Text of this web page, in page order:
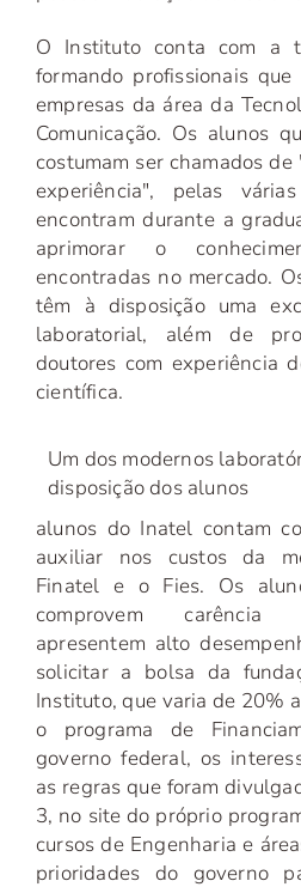
O Instituto conta com a
formando profissionais
empresas da área da
Comunicação. Os alunos
costumam ser chamados
experiência", pelas
encontram durante a
aprimorar o
encontradas no mercado.
têm à disposição uma
laboratorial, além de
doutores com experiência
científica.
Um dos modernos
disposição dos alunos
alunos do Inatel contam
auxiliar nos custos da
Finatel e o Fies. Os
comprovem carência
apresentem alto
solicitar a bolsa da
Instituto, que varia de 20%
o programa de
governo federal, os
as regras que foram
3, no site do próprio
cursos de Engenharia e
prioridades do governo